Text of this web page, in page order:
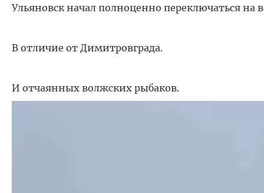
Ульяновск начал полноценно переключаться на
В отличие от Димитровграда.
И отчаянных волжских рыбаков.